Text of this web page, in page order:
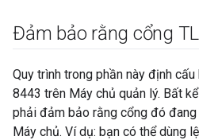
Đảm bảo rằng cổng
Quy trình trong phần này định
8443 trên Máy chủ quản lý. Bất
phải đảm bảo rằng cổng đó
Máy chủ. Ví dụ: bạn có thể dùng